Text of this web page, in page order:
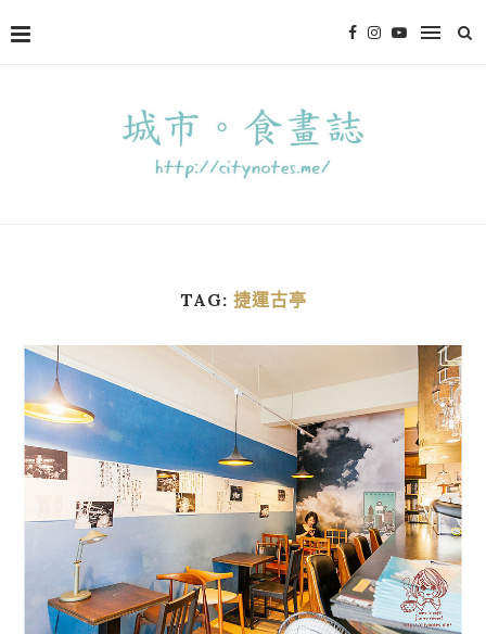
TAG: 捷運古亭